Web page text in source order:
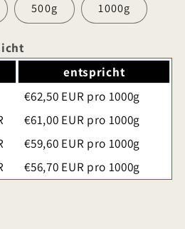
500g 1000g
entspricht
€62,50 EUR pro 1000g
€61,00 EUR pro 1000g
€59,60 EUR pro 1000g
€56,70 EUR pro 1000g